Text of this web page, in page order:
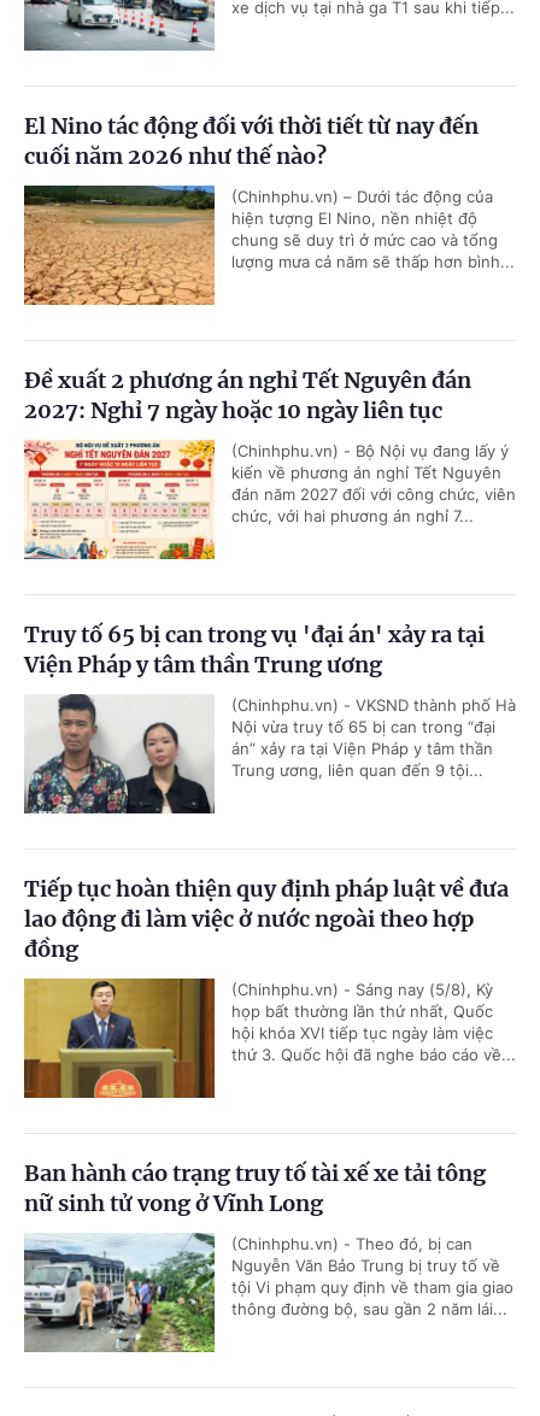
xe dịch vụ tại nhà ga T1 sau khi tiếp...
El Nino tác động đối với thời tiết từ nay đến
cuối năm 2026 như thế nào?
(Chinhphu.vn) – Dưới tác động của
hiện tượng El Nino, nền nhiệt độ
chung sẽ duy trì ở mức cao và tổng
lượng mưa cả năm sẽ thấp hơn bình...
Đề xuất 2 phương án nghỉ Tết Nguyên đán
2027: Nghỉ 7 ngày hoặc 10 ngày liên tục
(Chinhphu.vn) - Bộ Nội vụ đang lấy ý
kiến về phương án nghỉ Tết Nguyên
đán năm 2027 đối với công chức, viên
chức, với hai phương án nghỉ 7...
Truy tố 65 bị can trong vụ 'đại án' xảy ra tại
Viện Pháp y tâm thần Trung ương
(Chinhphu.vn) - VKSND thành phố Hà
Nội vừa truy tố 65 bị can trong “đại
án” xảy ra tại Viện Pháp y tâm thần
Trung ương, liên quan đến 9 tội...
Tiếp tục hoàn thiện quy định pháp luật về đưa
lao động đi làm việc ở nước ngoài theo hợp
đồng
(Chinhphu.vn) - Sáng nay (5/8), Kỳ
họp bất thường lần thứ nhất, Quốc
hội khóa XVI tiếp tục ngày làm việc
thứ 3. Quốc hội đã nghe báo cáo về...
Ban hành cáo trạng truy tố tài xế xe tải tông
nữ sinh tử vong ở Vĩnh Long
(Chinhphu.vn) - Theo đó, bị can
Nguyễn Văn Bảo Trung bị truy tố về
tội Vi phạm quy định về tham gia giao
thông đường bộ, sau gần 2 năm lái...